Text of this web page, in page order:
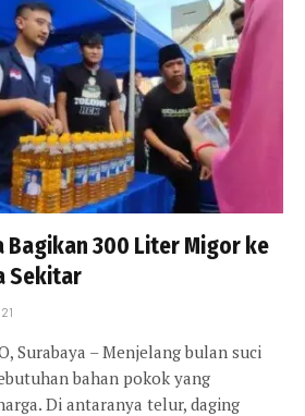
Bagikan 300 Liter Migor ke
Sekitar
Surabaya – Menjelang bulan suci
bahan pokok yang
Di antaranya telur, daging